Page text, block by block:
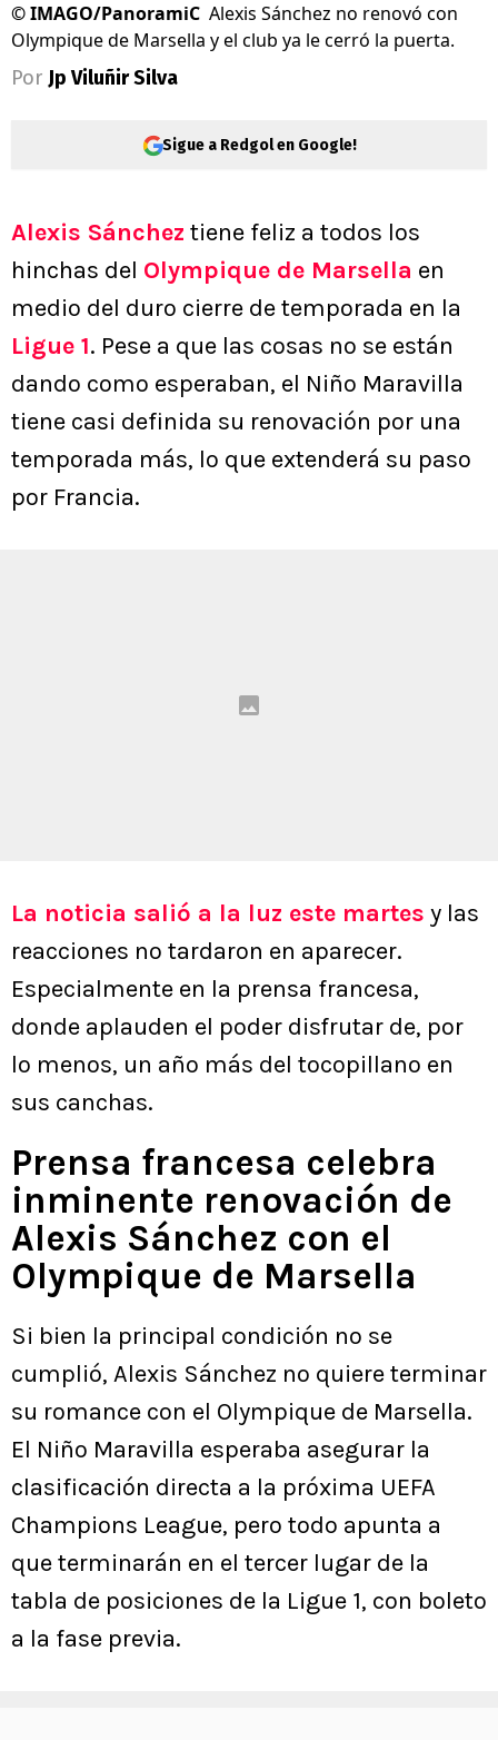
©IMAGO/PanoramiC Alexis Sánchez no renovó con
Olympique de Marsella y el club ya le cerró la puerta.
Por Jp Viluñir Silva
Sigue a Redgol en Google!
Alexis Sánchez tiene feliz a todos los
hinchas del Olympique de Marsella en
medio del duro cierre de temporada en la
Ligue 1. Pese a que las cosas no se están
dando como esperaban, el Niño Maravilla
tiene casi definida su renovación por una
temporada más, lo que extenderá su paso
por Francia.
La noticia salió a la luz este martes y las
reacciones no tardaron en aparecer.
Especialmente en la prensa francesa,
donde aplauden el poder disfrutar de, por
lo menos, un año más del tocopillano en
sus canchas.
Prensa francesa celebra
inminente renovación de
Alexis Sánchez con el
Olympique de Marsella
Si bien la principal condición no se
cumplió, Alexis Sánchez no quiere terminar
su romance con el Olympique de Marsella.
El Niño Maravilla esperaba asegurar la
clasificación directa a la próxima UEFA
Champions League, pero todo apunta a
que terminarán en el tercer lugar de la
tabla de posiciones de la Ligue 1, con boleto
a la fase previa.